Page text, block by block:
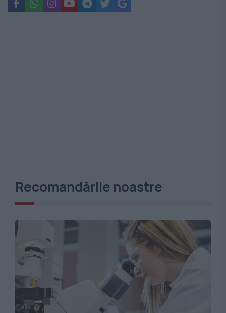
Recomandările noastre